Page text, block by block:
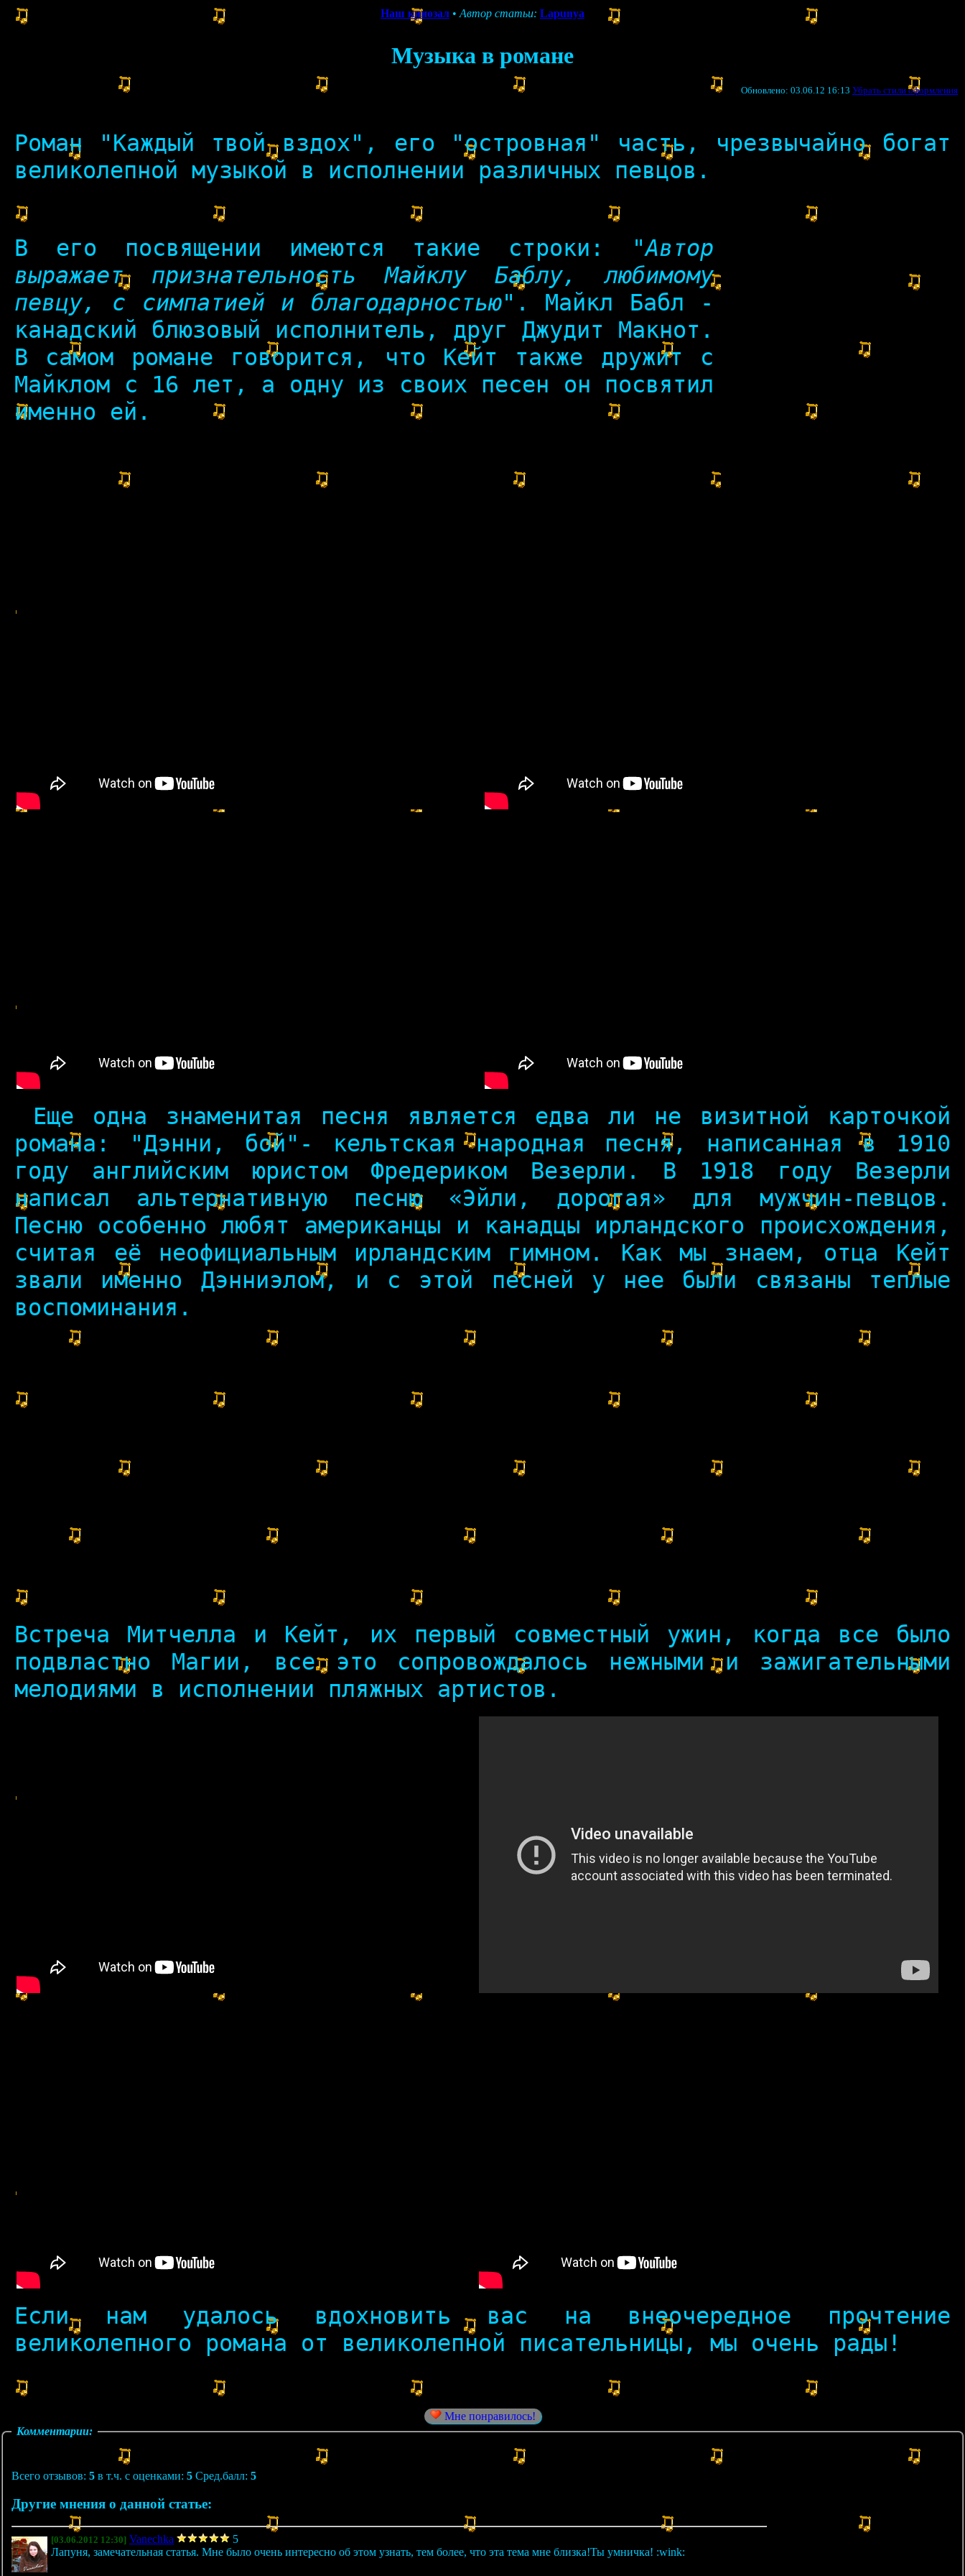
Наш кинозал • Автор статьи: Lapunya
Музыка в романе
Обновлено: 03.06.12 16:13 Убрать стили оформления
Роман "Каждый твой вздох", его "островная" часть, чрезвычайно богат
великолепной музыкой в исполнении различных певцов.
В его посвящении имеются такие строки:
"Автор
выражает признательность Майклу Баблу, любимому
певцу, с симпатией и благодарностью" . Майкл Бабл -
канадский блюзовый исполнитель, друг Джудит Макнот.
В самом романе говорится, что Кейт также дружит с
Майклом с 16 лет, а одну из своих песен он посвятил
именно ей.
Еще одна знаменитая песня является едва ли не визитной карточкой
романа: "Дэнни, бой"- кельтская народная песня, написанная в 1910
году английским юристом Фредериком Везерли. В 1918 году Везерли
написал альтернативную песню «Эйли, дорогая» для мужчин-певцов.
Песню особенно любят американцы и канадцы ирландского происхождения,
считая её неофициальным ирландским гимном. Как мы знаем, отца Кейт
звали именно Дэнниэлом, и с этой песней у нее были связаны теплые
воспоминания.
Встреча Митчелла и Кейт, их первый совместный ужин, когда все было
подвластно Магии, все это сопровождалось нежными и зажигательными
мелодиями в исполнении пляжных артистов.
Если нам удалось вдохновить вас на внеочередное прочтение
великолепного романа от великолепной писательницы, мы очень рады!
Мне понравилось!
Комментарии:
Всего отзывов: 5 в т.ч. с оценками: 5 Сред.балл: 5
Другие мнения о данной статье:
[03.06.2012 12:30] Vanechka
5
Лапуня, замечательная статья. Мне было очень интересно об этом узнать, тем более, что эта тема мне близка!Ты умничка! :wink: